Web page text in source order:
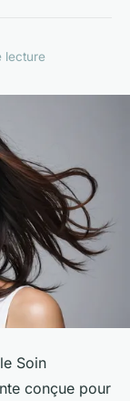
lecture
Soin
conçue pour